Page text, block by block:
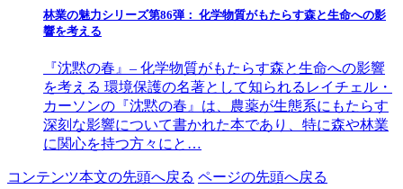
林業の魅力シリーズ第86弾： 化学物質がもたらす森と生命への影
響を考える
『沈黙の春』– 化学物質がもたらす森と生命への影響
を考える 環境保護の名著として知られるレイチェル・
カーソンの『沈黙の春』は、農薬が生態系にもたらす
深刻な影響について書かれた本であり、特に森や林業
に関心を持つ方々にと…
コンテンツ本文の先頭へ戻る ページの先頭へ戻る